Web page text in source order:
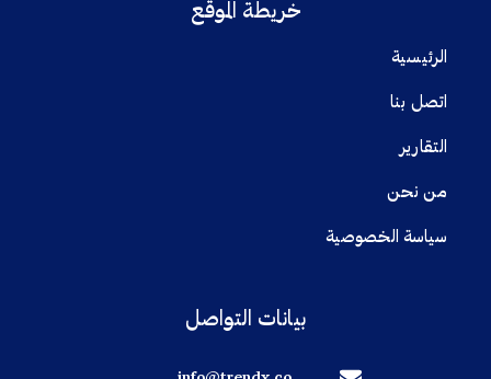
خريطة الموقع
الرئيسية
اتصل بنا
التقارير
من نحن
سياسة الخصوصية
بيانات التواصل